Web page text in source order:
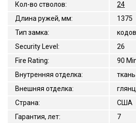
Кол-во стволов:
24
Длина ружей, мм:
1375
Тип замка:
Security Level :
26
Fire Rating:
90
Внутренняя отделка:
ткань
Внешняя отделка:
Страна:
США
Гарантия, лет: 7